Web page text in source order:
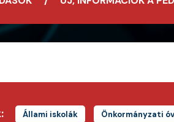
Állami iskolák Önkormányzati